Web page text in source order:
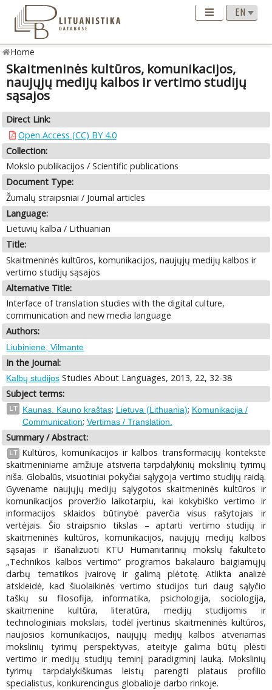
Home
Skaitmeninės kultūros, komunikacijos,
naujųjų medijų kalbos ir vertimo studijų
sąsajos
Direct Link:
Open Access (CC) BY 4.0
Collection:
Mokslo publikacijos / Scientific publications
Document Type:
Žurnalų straipsniai / Journal articles
Language:
Lietuvių kalba / Lithuanian
Title:
Skaitmeninės kultūros, komunikacijos, naujųjų medijų kalbos ir
vertimo studijų sąsajos
Alternative Title:
Interface of translation studies with the digital culture,
communication and new media language
Authors:
Liubinienė, Vilmantė
In the Journal:
Kalbų studijos Studies About Languages, 2013, 22, 32-38
Subject terms:
LT Kaunas. Kauno kraštas; Lietuva (Lithuania); Komunikacija /
Communication; Vertimas / Translation.
Summary / Abstract:
LT
Kultūros, komunikacijos ir kalbos transformacijų kontekste
skaitmeniniame amžiuje atsiveria tarpdalykinių mokslinių tyrimų
niša. Globalūs, visuotiniai pokyčiai sąlygoja vertimo studijų raidą.
Gyvename naujųjų medijų sąlygotos skaitmeninės kultūros ir
komunikacijos proveržio laikotarpiu, kai kokybiško vertimo ir
informacijos sklaidos būtinybė paverčia visus rašytojais ir
vertėjais. Šio straipsnio tikslas – aptarti vertimo studijų ir
skaitmeninės kultūros, komunikacijos, naujųjų medijų kalbos
sąsajas ir išanalizuoti KTU Humanitarinių mokslų fakulteto
„Technikos kalbos vertimo“ programos bakalauro baigiamųjų
darbų tematikos įvairovę ir galimą plėtotę. Atlikta analizė
atskleidė, kad šiuolaikinės vertimo studijos turi daug sąlyčio
taškų su filosofija, informatika, psichologija, sociologija,
skaitmenine kultūra, literatūra, medijų studijomis ir
technologiniais mokslais, todėl įvertinus skaitmeninės kultūros,
naujosios komunikacijos, naujųjų medijų kalbos atveriamas
mokslinių tyrimų perspektyvas, ateityje galima būtų plėsti
vertimo ir medijų studijų teminį paradigminį lauką. Mokslinių
tyrimų tarpdalykiškumas leistų parengti plataus profilio
specialistus, konkurencingus globalioje darbo rinkoje.